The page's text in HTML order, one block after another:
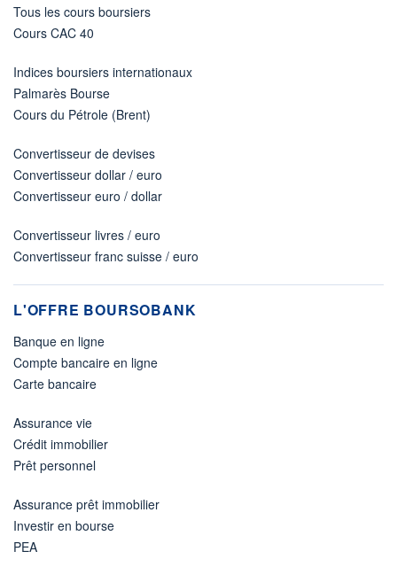
Tous les cours boursiers
Cours CAC 40
Indices boursiers internationaux
Palmarès Bourse
Cours du Pétrole (Brent)
Convertisseur de devises
Convertisseur dollar / euro
Convertisseur euro / dollar
Convertisseur livres / euro
Convertisseur franc suisse / euro
L'OFFRE BOURSOBANK
Banque en ligne
Compte bancaire en ligne
Carte bancaire
Assurance vie
Crédit immobilier
Prêt personnel
Assurance prêt immobilier
Investir en bourse
PEA